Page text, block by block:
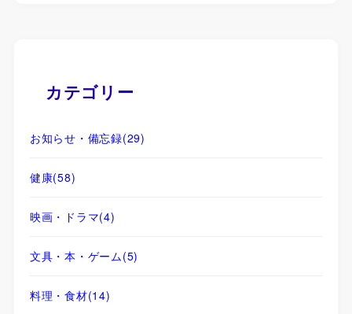
カテゴリー
お知らせ・備忘録(29)
健康(58)
映画・ドラマ(4)
文具・本・ゲーム(5)
料理・食材(14)